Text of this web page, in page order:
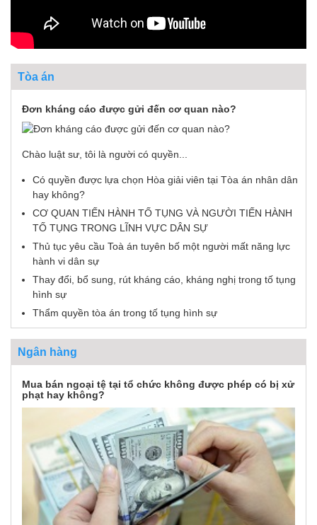
Tòa án
Đơn kháng cáo được gửi đến cơ quan nào?
Chào luật sư, tôi là người có quyền...
Có quyền được lựa chọn Hòa giải viên tại Tòa án nhân dân
hay không?
CƠ QUAN TIẾN HÀNH TỐ TỤNG VÀ NGƯỜI TIẾN HÀNH
TỐ TỤNG TRONG LĨNH VỰC DÂN SỰ
Thủ tục yêu cầu Toà án tuyên bố một người mất năng lực
hành vi dân sự
Thay đổi, bổ sung, rút kháng cáo, kháng nghị trong tố tụng
hình sự
Thẩm quyền tòa án trong tố tụng hình sự
Ngân hàng
Mua bán ngoại tệ tại tổ chức không được phép có bị xử
phạt hay không?